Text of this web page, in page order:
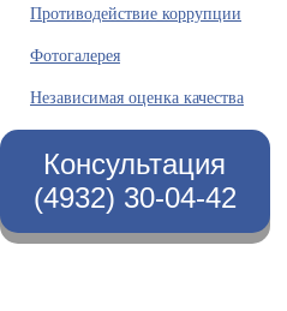
Противодействие коррупции
Фотогалерея
Независимая оценка качества
Консультация
(4932) 30-04-42